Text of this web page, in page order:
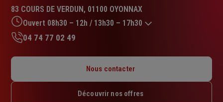
4.8
sur
5
étoiles
83 COURS DE VERDUN, 01100 OYONNAX
Ouvert 08h30 – 12h / 13h30 – 17h30
Mardi : 08h30 – 12h / 13h30 – 18h
Jeudi : 08h30 – 12h / 13h30 – 18h
04 74 77 02 49
Nous contacter
Découvrir nos offres